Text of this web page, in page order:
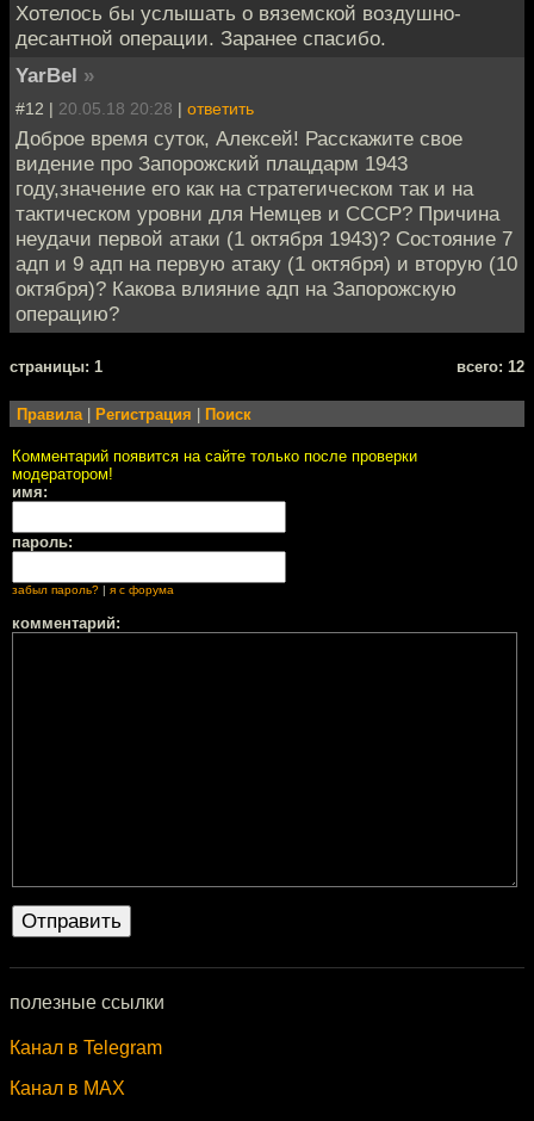
Хотелось бы услышать о вяземской воздушно-
десантной операции. Заранее спасибо.
YarBel »
#12 | 20.05.18 20:28 | ответить
Доброе время суток, Алексей! Расскажите свое
видение про Запорожский плацдарм 1943
году,значение его как на стратегическом так и на
тактическом уровни для Немцев и СССР? Причина
неудачи первой атаки (1 октября 1943)? Состояние 7
адп и 9 адп на первую атаку (1 октября) и вторую (10
октября)? Какова влияние адп на Запорожскую
операцию?
cтраницы: 1 всего: 12
Правила| Регистрация Поиск
Комментарий появится на сайте только после проверки
модератором!
имя:
пароль:
забыл пароль? | я с форума
комментарий:
полезные ссылки
Канал в Telegram
Канал в MAX